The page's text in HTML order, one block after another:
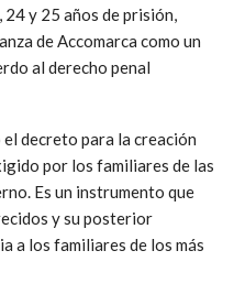
y 25 años de prisión,
de Accomarca como un
al derecho penal
el decreto para la creación
por los familiares de las
Es un instrumento que
y su posterior
a los familiares de los más